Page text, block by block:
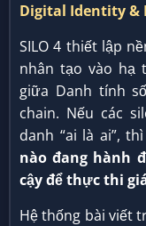
Digital Identity &
SILO 4 thiết lập
nhân tạo vào hạ
giữa Danh tính
chain. Nếu các
danh “ai là ai”,
nào đang hành
cậy để thực thi
Hệ thống bài viết